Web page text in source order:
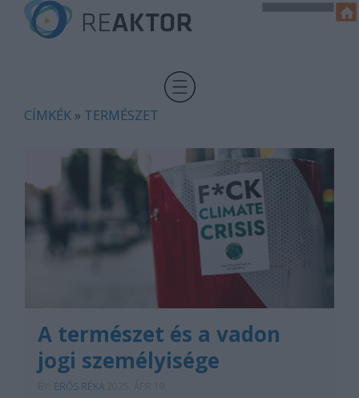
CÍMKÉK » TERMÉSZET
A természet és a vadon
jogi személyisége
ERŐS RÉKA